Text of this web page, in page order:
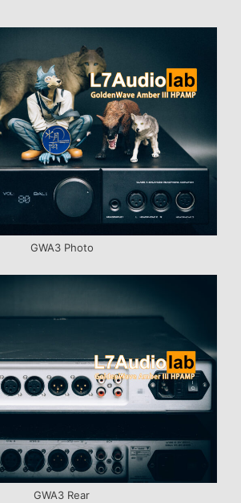
GWA3 Photo
GWA3 Rear